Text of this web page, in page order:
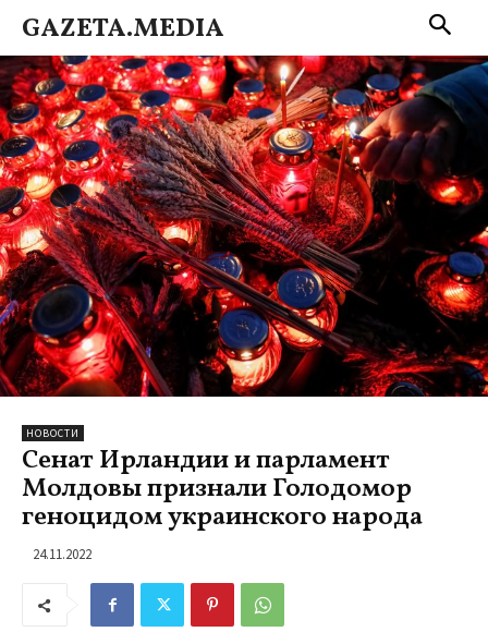
GAZETA.MEDIA
НОВОСТИ
Сенат Ирландии и парламент
Молдовы признали Голодомор
геноцидом украинского народа
24.11.2022